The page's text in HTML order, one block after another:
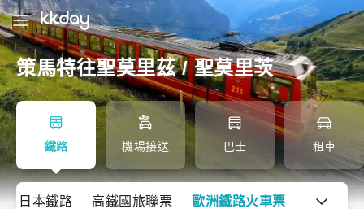
策馬特往聖莫里茲 / 聖莫里茨
鐵路 機場接送 巴士 租車
日本鐵路 高鐵國旅聯票 歐洲鐵路火車票